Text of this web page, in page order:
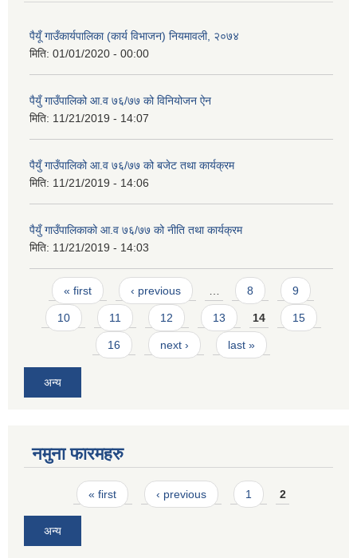
पैयूँ गाउँकार्यपालिका (कार्य विभाजन) नियमावली, २०७४
मिति: 01/01/2020 - 00:00
पैयुँ गाउँपालिको आ.व ७६/७७ को विनियोजन ऐन
मिति: 11/21/2019 - 14:07
पैयुँ गाउँपालिको आ.व ७६/७७ को बजेट तथा कार्यक्रम
मिति: 11/21/2019 - 14:06
पैयुँ गाउँपालिकाको आ.व ७६/७७ को नीति तथा कार्यक्रम
मिति: 11/21/2019 - 14:03
Pages
« first ‹ previous … 8 9
10 11 12 13 14 15
16 next › last »
अन्य
नमुना फारमहरु
Pages« first ‹ previous 1 2
अन्य